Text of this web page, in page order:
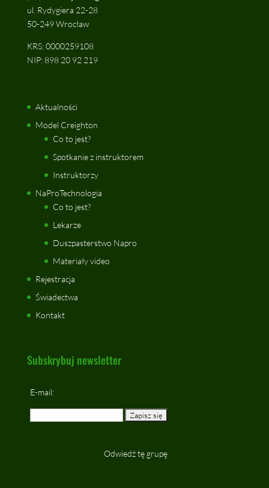
ul. Rydygiera 22-28
50-249 Wrocław
KRS: 0000259108
NIP: 898 20 92 219
Aktualności
Model Creighton
Co to jest?
Spotkanie z instruktorem
Instruktorzy
NaProTechnologia
Co to jest?
Lekarze
Duszpasterstwo Napro
Materiały video
Rejestracja
Świadectwa
Kontakt
Subskrybuj newsletter
E-mail:
Odwiedź tę grupę